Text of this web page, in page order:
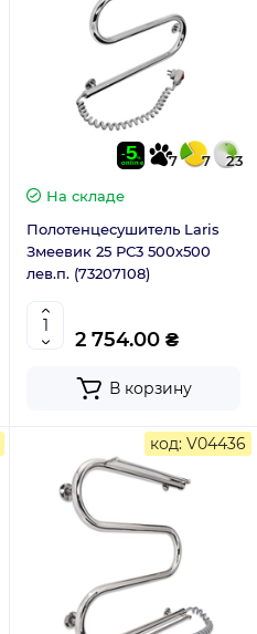
7 7
23
На складе
Полотенцесушитель Laris
Змеевик 25 РС3 500х500
лев.п. (73207108)
2 754.00 ₴
В корзину
код: V04436